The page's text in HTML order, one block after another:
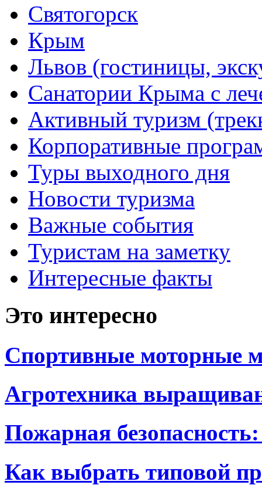
Святогорск
Крым
Львов (гостиницы,
Санатории Крыма с
Активный туризм
Корпоративные
Туры выходного дня
Новости туризма
Важные события
Туристам на заметку
Интересные факты
Это интересно
Спортивные моторные
Агротехника
Пожарная
Как выбрать типовой